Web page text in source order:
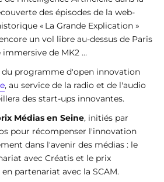
des épisodes de la web-
« La Grande Explication »
un vol libre au-dessus de Paris
immersive de MK2 …
programme d'open innovation
, au service de la radio et de l'audio
des start-ups innovantes.
Médias en Seine, initiés par
pour récompenser l'innovation
dans l'avenir des médias : le
avec Créatis et le prix
partenariat avec la SCAM.